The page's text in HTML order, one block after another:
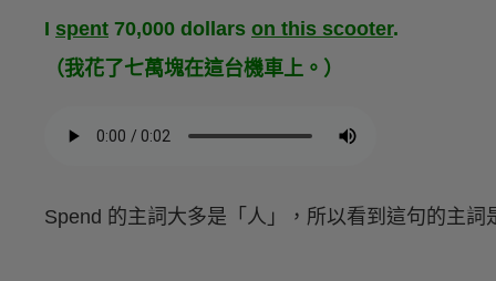
I spent 70,000 dollars on this scooter.
（我花了七萬塊在這台機車上。）
Spend 的主詞大多是「人」，所以看到這句的主詞